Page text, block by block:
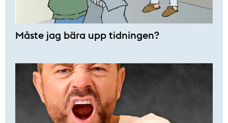
Måste jag bära upp tidningen?